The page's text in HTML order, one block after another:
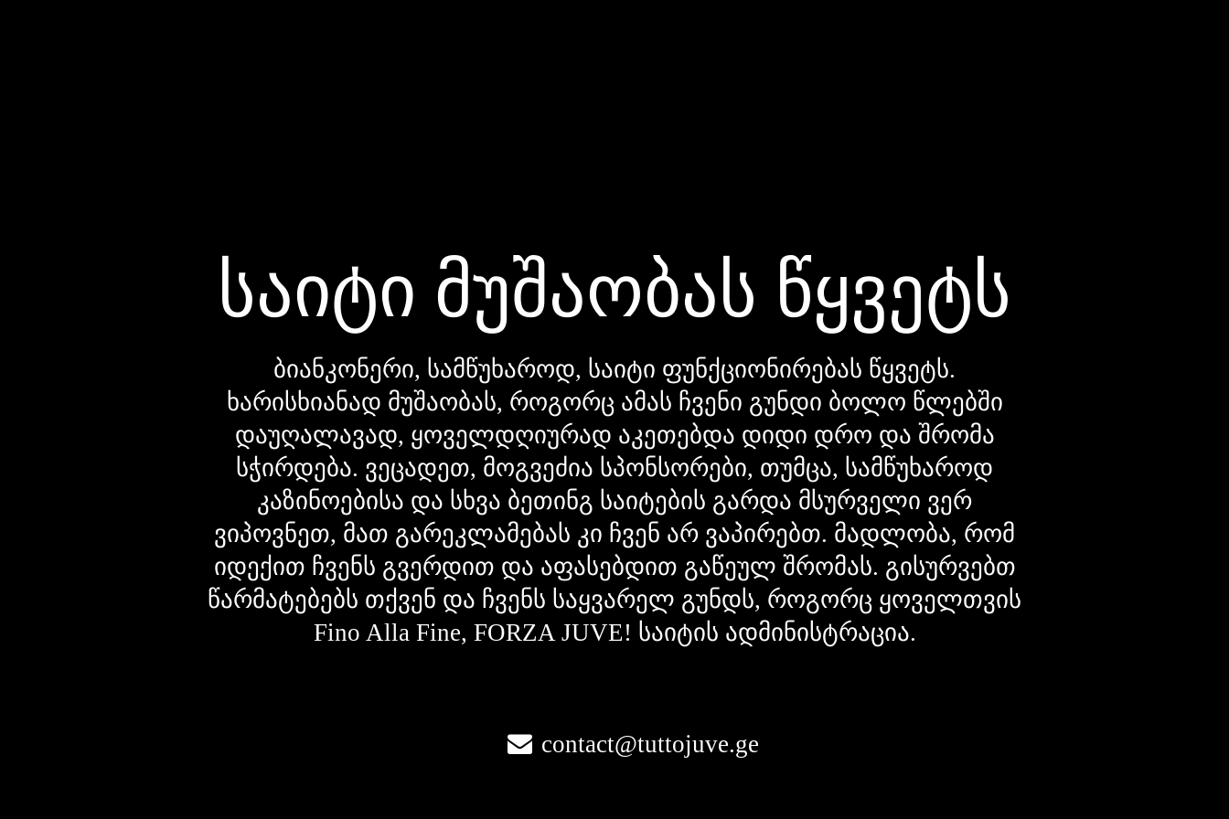
საიტი მუშაობას წყვეტს
ბიანკონერი, სამწუხაროდ, საიტი ფუნქციონირებას წყვეტს.
ხარისხიანად მუშაობას, როგორც ამას ჩვენი გუნდი ბოლო წლებში
დაუღალავად, ყოველდღიურად აკეთებდა დიდი დრო და შრომა
სჭირდება. ვეცადეთ, მოგვეძია სპონსორები, თუმცა, სამწუხაროდ
კაზინოებისა და სხვა ბეთინგ საიტების გარდა მსურველი ვერ
ვიპოვნეთ, მათ გარეკლამებას კი ჩვენ არ ვაპირებთ. მადლობა, რომ
იდექით ჩვენს გვერდით და აფასებდით გაწეულ შრომას. გისურვებთ
წარმატებებს თქვენ და ჩვენს საყვარელ გუნდს, როგორც ყოველთვის
Fino Alla Fine, FORZA JUVE! საიტის ადმინისტრაცია.
contact@tuttojuve.ge